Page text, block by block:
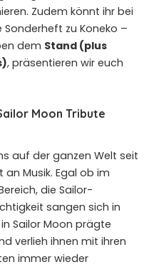
Zudem könnt ihr bei
zu Koneko –
dem Stand (plus
, präsentieren wir euch
Moon Tribute
auf der ganzen Welt seit
Musik. Egal ob im
die Sailor-
sangen sich in
in Sailor Moon prägte
verlieh ihnen mit ihren
immer wieder